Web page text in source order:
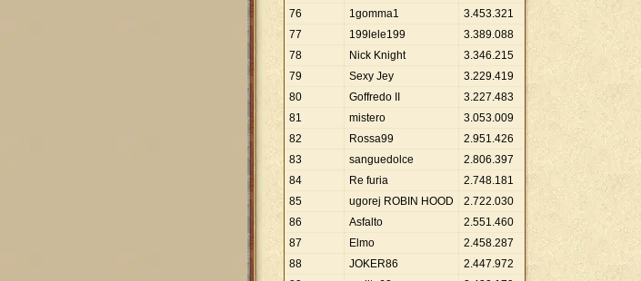
76
1gomma1 3.453.321
77
199lele199 3.389.088
78
Nick Knight 3.346.215
79
Sexy Jey 3.229.419
80
Goffredo II 3.227.483
81
mistero 3.053.009
82
Rossa99 2.951.426
83
sanguedolce 2.806.397
84
Re furia 2.748.181
85
ugorej ROBIN HOOD 2.722.030
86
Asfalto 2.551.460
87
Elmo 2.458.287
88
JOKER86 2.447.972